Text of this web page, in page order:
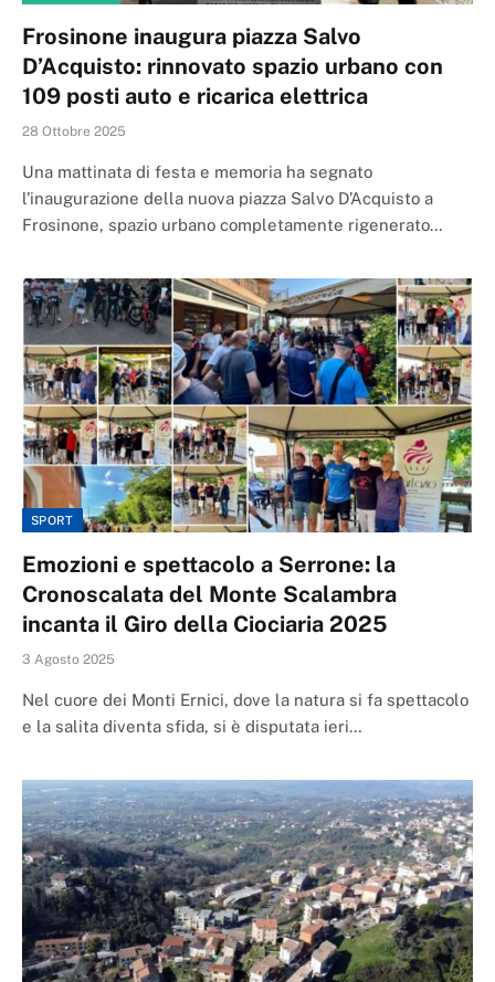
Frosinone inaugura piazza Salvo
D’Acquisto: rinnovato spazio urbano con
109 posti auto e ricarica elettrica
28 Ottobre 2025
Una mattinata di festa e memoria ha segnato
l’inaugurazione della nuova piazza Salvo D’Acquisto a
Frosinone, spazio urbano completamente rigenerato…
SPORT
Emozioni e spettacolo a Serrone: la
Cronoscalata del Monte Scalambra
incanta il Giro della Ciociaria 2025
3 Agosto 2025
Nel cuore dei Monti Ernici, dove la natura si fa spettacolo
e la salita diventa sfida, si è disputata ieri…